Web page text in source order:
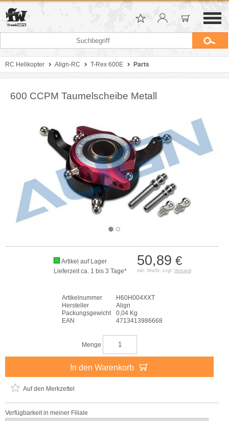
RC Helikopter Align-RC T-Rex 600E Parts
600 CCPM Taumelscheibe Metall
50,89 €
inkl. MwSt. zzgl. Versand
Artikel auf Lager
Lieferzeit ca. 1 bis 3 Tage*
Artikelnummer
H60H004XXT
Hersteller
Align
Packungsgewicht
0,04 Kg
EAN
4713413986668
Menge
In den Warenkorb
Auf den Merkzettel
Verfügbarkeit in meiner Filiale